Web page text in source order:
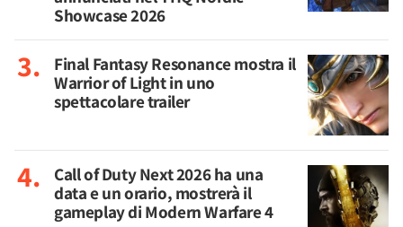
Showcase 2026
Final Fantasy Resonance mostra il
Warrior of Light in uno
spettacolare trailer
Call of Duty Next 2026 ha una
data e un orario, mostrerà il
gameplay di Modern Warfare 4